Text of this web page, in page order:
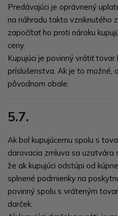
Predávajúci je oprávnený
na náhradu takto vzniknutého
započítať ho proti nároku
ceny.
Kupujúci je povinný vrátiť
príslušenstva. Ak je to možné,
pôvodnom obale.
5.7.
Ak bol kupujúcemu spolu s
darovacia zmluva sa uzatvára
že ak kupujúci odstúpi od
splnené podmienky na
povinný spolu s vráteným
darček.